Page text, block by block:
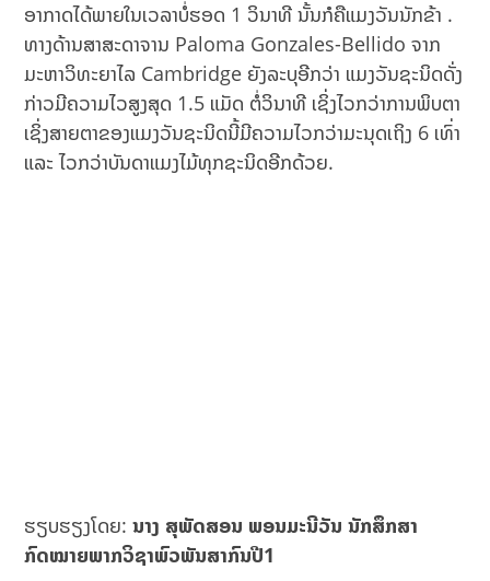
ອາກາດໄດ້ພາຍໃນເວລາບໍ່ຮອດ 1 ວິນາທີ ນັ້ນກໍຄືແມງວັນນັກຂ້າ .
ທາງດ້ານສາສະດາຈານ Paloma Gonzales-Bellido ຈາກ
ມະຫາວິທະຍາໄລ Cambridge ຍັງລະບຸອີກວ່າ ແມງວັນຊະນິດດັ່ງ
ກ່າວມີຄວາມໄວສູງສຸດ 1.5 ແມັດ ຕໍ່ວິນາທີ ເຊິ່ງໄວກວ່າການພິບຕາ
ເຊິ່ງສາຍຕາຂອງແມງວັນຊະນິດນີ້ມີຄວາມໄວກວ່າມະນຸດເຖິງ 6 ເທົ່າ
ແລະ ໄວກວ່າບັນດາແມງໄມ້ທຸກຊະນິດອີກດ້ວຍ.
ຮຽບຮຽງໂດຍ:ນາງ ສຸພັດສອນ ພອນມະນີວັນ ນັກສຶກສາ
ກົດໝາຍພາກວິຊາພົວພັນສາກົນປີ1